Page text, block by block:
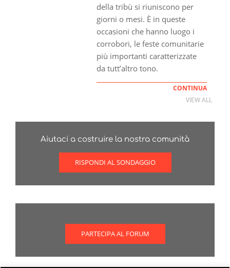
della tribù si riuniscono per
giorni o mesi. È in queste
occasioni che hanno luogo i
corrobori, le feste comunitarie
più importanti caratterizzate
da tutt’altro tono.
CONTINUA
VIEW ALL
Aiutaci a costruire la nostra comunità
RISPONDI AL SONDAGGIO
PARTECIPA AL FORUM